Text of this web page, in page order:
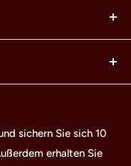
Marken der LEGO
weder
sichern Sie sich 10
erhalten Sie